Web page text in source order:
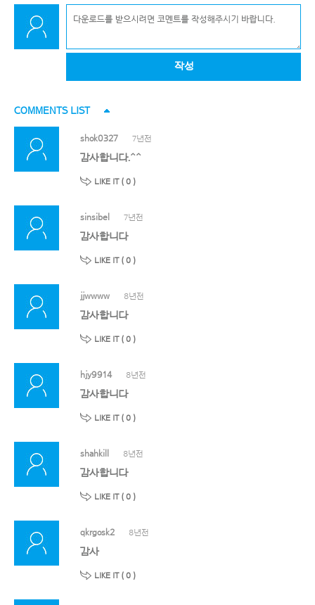
작성
COMMENTS LIST
shok0327 7년전
감사합니다.^^
LIKE IT ( 0 )
sinsibel 7년전
감사합니다
LIKE IT ( 0 )
jjwwww 8년전
감사합니다
LIKE IT ( 0 )
hjy9914 8년전
감사합니다
LIKE IT ( 0 )
shahkill 8년전
감사합니다
LIKE IT ( 0 )
qkrgosk2 8년전
감사
LIKE IT ( 0 )